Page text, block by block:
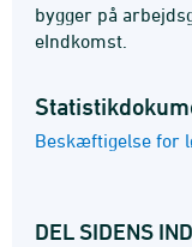
bygger på
eIndkomst.
Beskæftigelse for
DEL SIDENS